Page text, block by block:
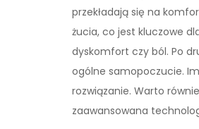
przekładają się na
żucia, co jest kluczowe
dyskomfort czy ból. Po
ogólne samopoczucie.
rozwiązanie. Warto
zaawansowana